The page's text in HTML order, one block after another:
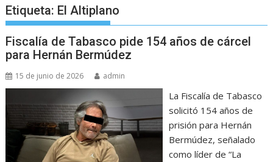
Etiqueta: El Altiplano
Fiscalía de Tabasco pide 154 años de cárcel
para Hernán Bermúdez
15 de junio de 2026 admin
La Fiscalía de Tabasco
solicitó 154 años de
prisión para Hernán
Bermúdez, señalado
como líder de “La